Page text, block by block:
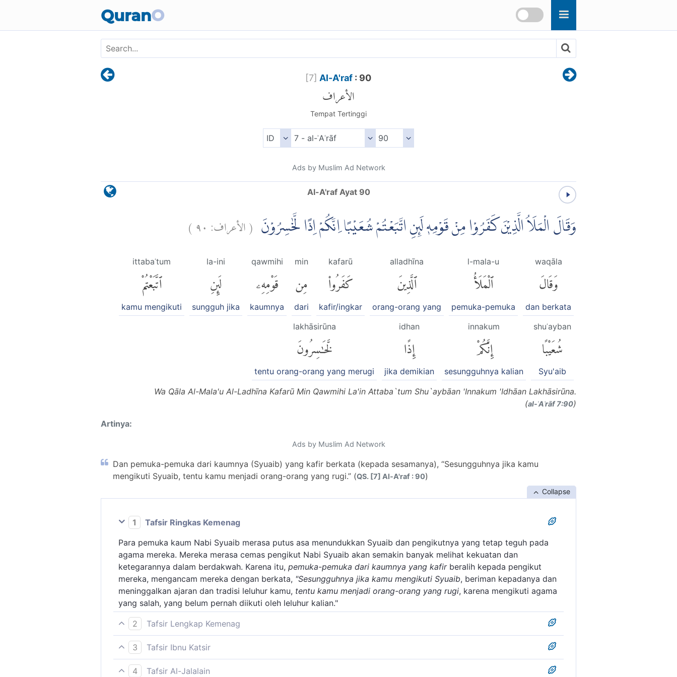
QuranO
[7] Al-A'raf : 90
الأعراف
Tempat Tertinggi
Ads by Muslim Ad Network
Al-A'raf Ayat 90
وَقَالَ الْمَلَاُ الَّذِيْنَ كَفَرُوْا مِنْ قَوْمِهٖ لَىِٕنِ اتَّبَعْتُمْ شُعَيْبًا ِانَّكُمْ اِذًا لَّخٰسِرُوْنَ (الأعراف: ٩٠)
waqāla
وَقَالَ
dan berkata
l-mala-u
ٱلْمَلَأُ
pemuka-pemuka
alladhīna
ٱلَّذِينَ
orang-orang yang
kafarū
كَفَرُوا۟
kafir/ingkar
min
مِن
dari
qawmihi
قَوْمِهِۦ
kaumnya
la-ini
لَئِنِ
sungguh jika
ittabaʿtum
ٱتَّبَعْتُمْ
kamu mengikuti
shuʿayban
شُعَيْبًا
Syu'aib
innakum
إِنَّكُمْ
sesungguhnya kalian
idhan
إِذًا
jika demikian
lakhāsirūna
لَّخَٰسِرُونَ
tentu orang-orang yang merugi
Wa Qāla Al-Mala'u Al-Ladhīna Kafarū Min Qawmihi La'in Attaba`tum Shu`aybāan 'Innakum 'Idhāan Lakhāsirūna.
(al-ʾAʿrāf 7:90)
Artinya:
Ads by Muslim Ad Network
Dan pemuka-pemuka dari kaumnya (Syuaib) yang kafir berkata (kepada sesamanya), “Sesungguhnya jika kamu
mengikuti Syuaib, tentu kamu menjadi orang-orang yang rugi.” (QS. [7] Al-A'raf : 90)
Collapse
1
Tafsir Ringkas Kemenag
Para pemuka kaum Nabi Syuaib merasa putus asa menundukkan Syuaib dan pengikutnya yang tetap teguh pada
agama mereka. Mereka merasa cemas pengikut Nabi Syuaib akan semakin banyak melihat kekuatan dan
ketegarannya dalam berdakwah. Karena itu, pemuka-pemuka dari kaumnya yang kafirberalih kepada pengikut
mereka, mengancam mereka dengan berkata, "Sesungguhnya jika kamu mengikuti Syuaib, beriman kepadanya dan
meninggalkan ajaran dan tradisi leluhur kamu, tentu kamu menjadi orang-orang yang rugi, karena mengikuti agama
yang salah, yang belum pernah diikuti oleh leluhur kalian."
2
Tafsir Lengkap Kemenag
Orang-orang kafir di antara kaum Nabi Syuaib, yaitu pemuka-pemuka mereka yang mengingkari ayat-ayat Allah
dan mendustakan rasul-Nya sudah berbuat kezaliman, antara lain dengan menghalang-halangi orang lain untuk
beriman kepada Nabi Syuaib dan agama yang dibawanya, mereka berkata: "Jika kamu beriman dan mengikuti
3
Tafsir Ibnu Katsir
Allah Swt. menceritakan perihal kekerasan kekufuran mereka, juga kebinalan, kesombongan, kesesatan yang
4
Tafsir Al-Jalalain